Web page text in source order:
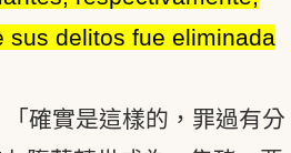
sus delitos fue eliminada
確實是這樣的，罪過有分